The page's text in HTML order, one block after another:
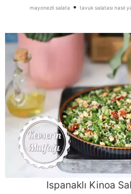
mayonezli salata • tavuk salatası nasıl
Ispanaklı Kinoa